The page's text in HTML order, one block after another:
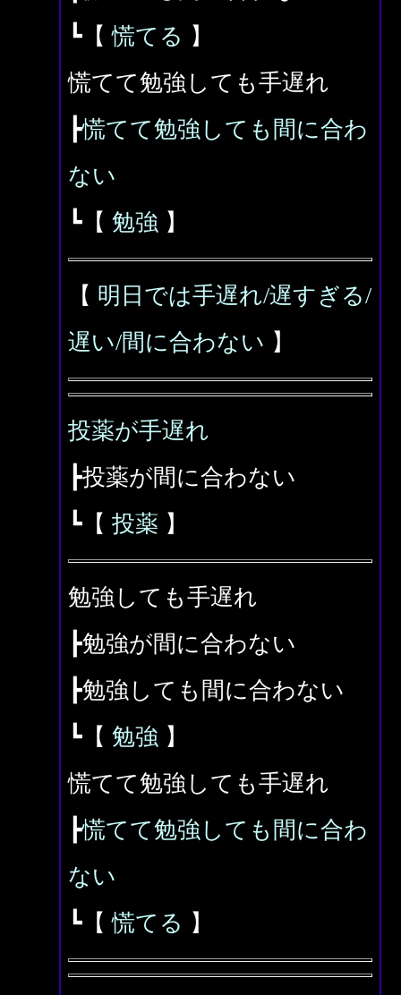
┗【慌てる 】
慌てて勉強しても手遅れ
┣慌てて勉強しても間に合わ
ない
┗【 勉強 】
【 明日では手遅れ/遅すぎる/
遅い/間に合わない 】
投薬が手遅れ
┣投薬が間に合わない
┗【 投薬 】
勉強しても手遅れ
┣勉強が間に合わない
┣勉強しても間に合わない
┗【 勉強 】
慌てて勉強しても手遅れ
┣慌てて勉強しても間に合わ
ない
┗【慌てる 】